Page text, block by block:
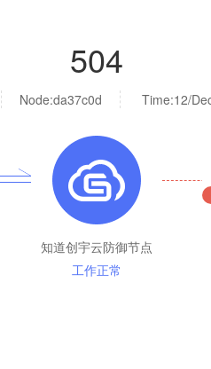
504
Node:da37c0d Time:12/
知道创宇云防御节点
工作正常